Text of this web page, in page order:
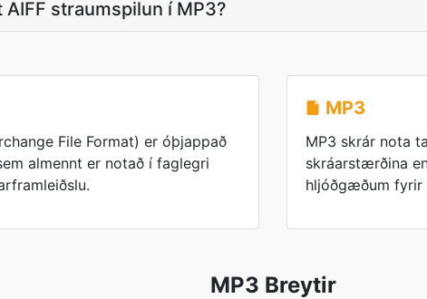
straumspilun í MP3?
File Format) er óþjappað
almennt er notað í faglegri
MP3
MP3 skrár nota
skráarstærðina
hljóðgæðum fyrir
MP3 Breytir